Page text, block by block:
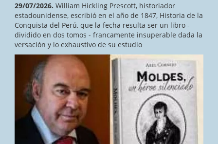
29/07/2026. William Hickling Prescott, historiador
estadounidense, escribió en el año de 1847, Historia de la
Conquista del Perú, que la fecha resulta ser un libro -
dividido en dos tomos - francamente insuperable dada la
versación y lo exhaustivo de su estudio